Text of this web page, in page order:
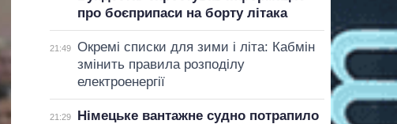
про боєприпаси на борту літака
21:49
Окремі списки для зими і літа: Кабмін
змінить правила розподілу
електроенергії
21:29
Німецьке вантажне судно потрапило